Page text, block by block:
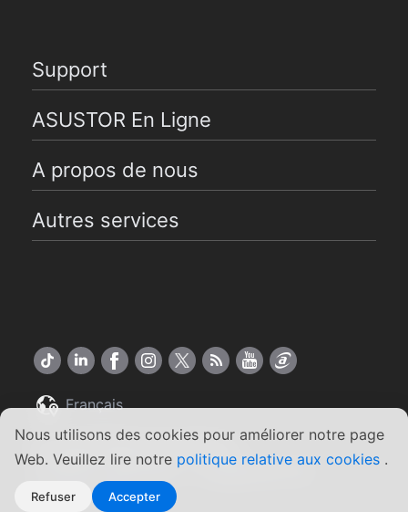
Nous utilisons des cookies pour améliorer notre page
Web. Veuillez lire notre politique relative aux cookies .
Refuser Accepter
Support
ASUSTOR En Ligne
A propos de nous
Autres services
Français
Copyright ©2026 ASUSTOR Inc.
Conditions générales |
Engagement de
confidentialité